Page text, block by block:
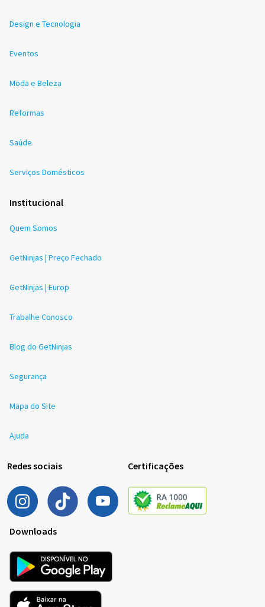
Design e Tecnologia
Eventos
Moda e Beleza
Reformas
Saúde
Serviços Domésticos
Institucional
Quem Somos
GetNinjas | Preço Fechado
GetNinjas | Europ
Trabalhe Conosco
Blog do GetNinjas
Segurança
Mapa do Site
Ajuda
Redes sociais Certificações
Downloads